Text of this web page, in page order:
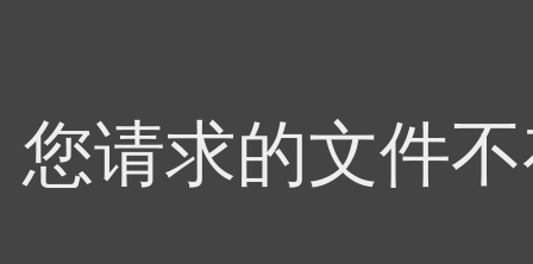
您请求的文件